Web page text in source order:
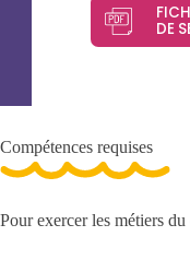
DE
Compétences requises
Pour exercer les métiers